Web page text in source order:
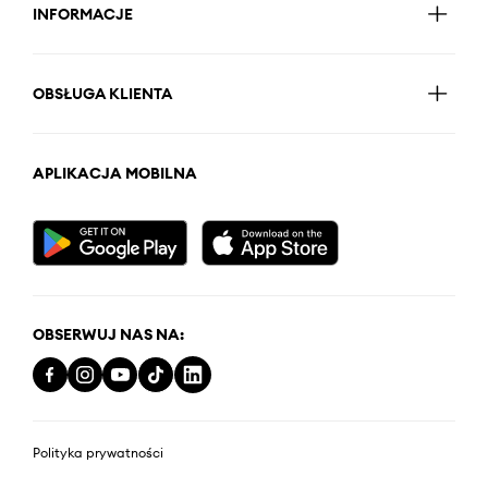
INFORMACJE
OBSŁUGA KLIENTA
APLIKACJA MOBILNA
OBSERWUJ NAS NA:
Polityka prywatności